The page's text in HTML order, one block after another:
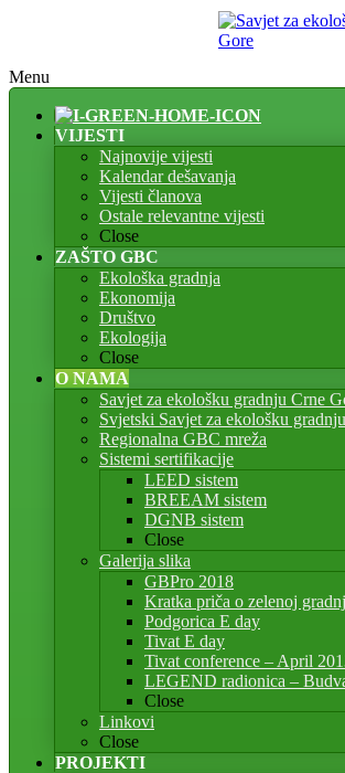
Menu
VIJESTI
Najnovije vijesti
Kalendar dešavanja
Vijesti članova
Ostale relevantne vijesti
Close
ZAŠTO GBC
Ekološka gradnja
Ekonomija
Društvo
Ekologija
Close
O NAMA
Savjet za ekološku gradnju Crne
Svjetski Savjet za ekološku gradnju
Regionalna GBC mreža
Sistemi sertifikacije
LEED sistem
BREEAM sistem
DGNB sistem
Close
Galerija slika
GBPro 2018
Kratka priča o zelenoj
Podgorica E day
Tivat E day
Tivat conference – April
LEGEND radionica –
Close
Linkovi
Close
PROJEKTI